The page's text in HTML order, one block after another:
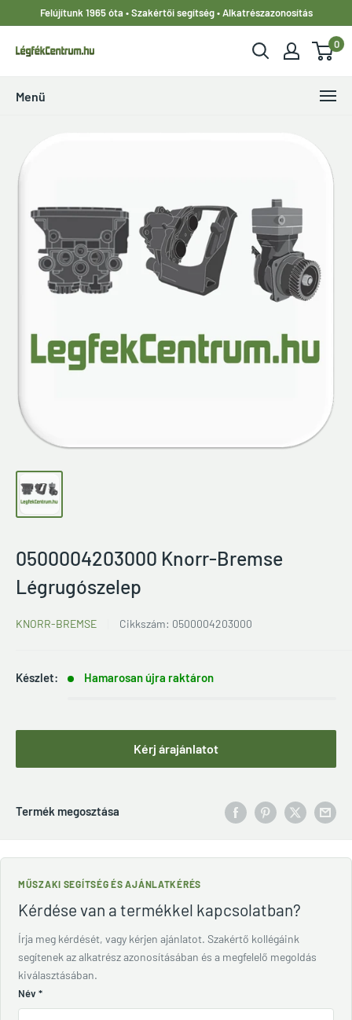
tartalomhoz
Felújítunk 1965 óta • Szakértői segítség • Alkatrészazonosítás
LegfekCentrum.hu
0
Menü
0500004203000 Knorr-Bremse
Légrugószelep
KNORR-BREMSE Cikkszám: 0500004203000
Készlet: Hamarosan újra raktáron
Kérj árajánlatot
Termék megosztása
MŰSZAKI SEGÍTSÉG ÉS AJÁNLATKÉRÉS
Kérdése van a termékkel kapcsolatban?
Írja meg kérdését, vagy kérjen ajánlatot. Szakértő kollégáink
segítenek az alkatrész azonosításában és a megfelelő megoldás
kiválasztásában.
Név *